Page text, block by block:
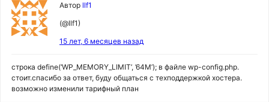
Автор llf1
(@llf1)
15 лет, 6 месяцев назад
строка define(‘WP_MEMORY_LIMIT’, ’64M’); в файле wp-config.php.
стоит.спасибо за ответ, буду общаться с техподдержкой хостера.
возможно изменили тарифный план